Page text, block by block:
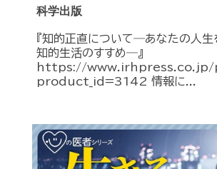
科学出版
『知的正直について―あなたの人生
知的生活のすすめ―』
https://
product_id=3142 情報に...